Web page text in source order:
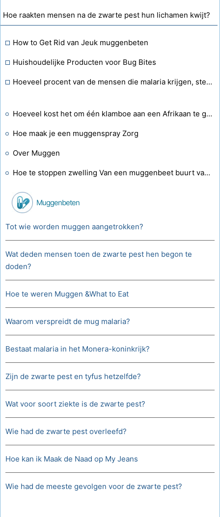
Hoe raakten mensen na de zwarte pest hun lichamen kwijt?
How to Get Rid van Jeuk muggenbeten
Huishoudelijke Producten voor Bug Bites
Hoeveel procent van de mensen die malaria krijgen, sterft eraan?
Hoeveel kost het om één klamboe aan een Afrikaan te geven?
Hoe maak je een muggenspray Zorg
Over Muggen
Hoe te stoppen zwelling Van een muggenbeet buurt van het oog
Muggenbeten
Tot wie worden muggen aangetrokken?
Wat deden mensen toen de zwarte pest hen begon te
doden?
Hoe te weren Muggen &What to Eat
Waarom verspreidt de mug malaria?
Bestaat malaria in het Monera-koninkrijk?
Zijn de zwarte pest en tyfus hetzelfde?
Wat voor soort ziekte is de zwarte pest?
Wie had de zwarte pest overleefd?
Hoe kan ik Maak de Naad op My Jeans
Wie had de meeste gevolgen voor de zwarte pest?